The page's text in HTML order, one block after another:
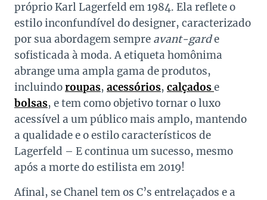
próprio Karl Lagerfeld em 1984. Ela reflete o
estilo inconfundível do designer, caracterizado
por sua abordagem sempre avant-garde
sofisticada à moda. A etiqueta homônima
abrange uma ampla gama de produtos,
incluindoroupas, acessórios, calçadose
bolsas, e tem como objetivo tornar o luxo
acessível a um público mais amplo, mantendo
a qualidade e o estilo característicos de
Lagerfeld – E continua um sucesso, mesmo
após a morte do estilista em 2019!
Afinal, se Chanel tem os C’s entrelaçados e a